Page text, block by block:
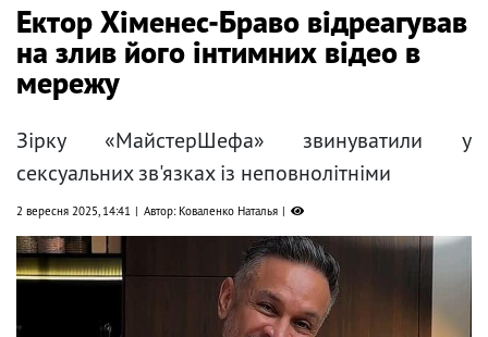
Ектор Хіменес-Браво відреагував
на злив його інтимних відео в
мережу
Зірку «МайстерШефа» звинуватили у
сексуальних зв'язках із неповнолітніми
2 вересня 2025, 14:41 Автор: Коваленко Наталья